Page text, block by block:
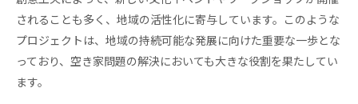
これまでの取り組みの成果と評価
持続可能性を支える経済的側面
社会的課題とその対策の現状
されることも多く、地域の活性化に寄与しています。このような
プロジェクトは、地域の持続可能な発展に向けた重要な一歩とな
っており、空き家問題の解決においても大きな役割を果たしてい
ます。